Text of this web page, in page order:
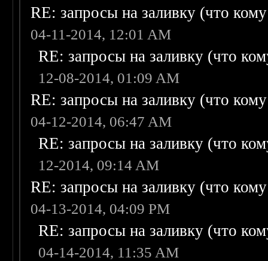
RE: запросы на заливку (что
04-11-2014, 12:01 AM
RE: запросы на заливку (что
12-08-2014, 01:09 AM
RE: запросы на заливку (что
04-12-2014, 06:47 AM
RE: запросы на заливку (что
12-2014, 09:14 AM
RE: запросы на заливку (что
04-13-2014, 04:09 PM
RE: запросы на заливку (что
04-14-2014, 11:35 AM